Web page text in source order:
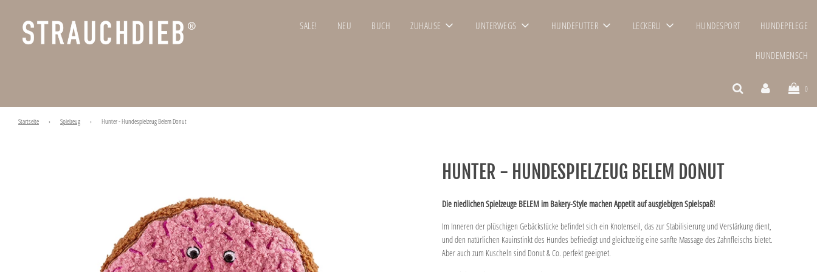
SALE! NEU BUCH ZUHAUSE UNTERWEGS HUNDEFUTTER LECKERLI HUNDESPORT HUNDEPFLEGE
HUNDEMENSCH
0
Startseite › Spielzeug › Hunter - Hundespielzeug Belem Donut
HUNTER - HUNDESPIELZEUG BELEM DONUT
Die niedlichen Spielzeuge BELEM im Bakery-Style machen Appetit auf ausgiebigen Spielspaß!
Im Inneren der plüschigen Gebäckstücke befindet sich ein Knotenseil, das zur Stabilisierung und Verstärkung dient,
und den natürlichen Kauinstinkt des Hundes befriedigt und gleichzeitig eine sanfte Massage des Zahnfleischs bietet.
Aber auch zum Kuscheln sind Donut & Co. perfekt geeignet.